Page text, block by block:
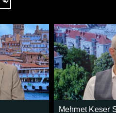
Mehmet Keser